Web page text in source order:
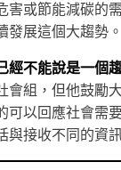
害或節能減碳的
發展這個大趨勢。
經不能說是一個
會組，但他鼓勵
可以回應社會需
與接收不同的資